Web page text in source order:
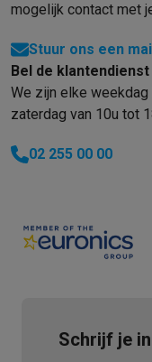
mogelijk contact met
Stuur ons een
Bel de klantendienst
We zijn elke
zaterdag van 10u tot
02 255 00 00
Schrijf je